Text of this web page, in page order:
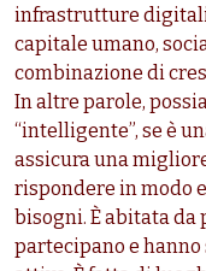
infrastrutture
capitale umano,
combinazione di
In altre parole,
“intelligente”, se è
assicura una
rispondere in modo
bisogni. È abitata da
partecipano e